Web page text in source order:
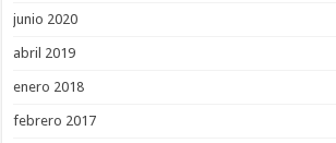
junio 2020
abril 2019
enero 2018
febrero 2017